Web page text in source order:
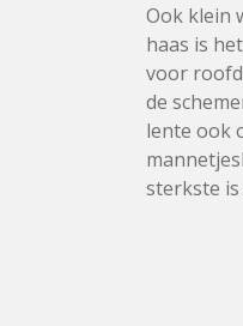
Ook klein
haas is
voor
de
lente ook
sterkste